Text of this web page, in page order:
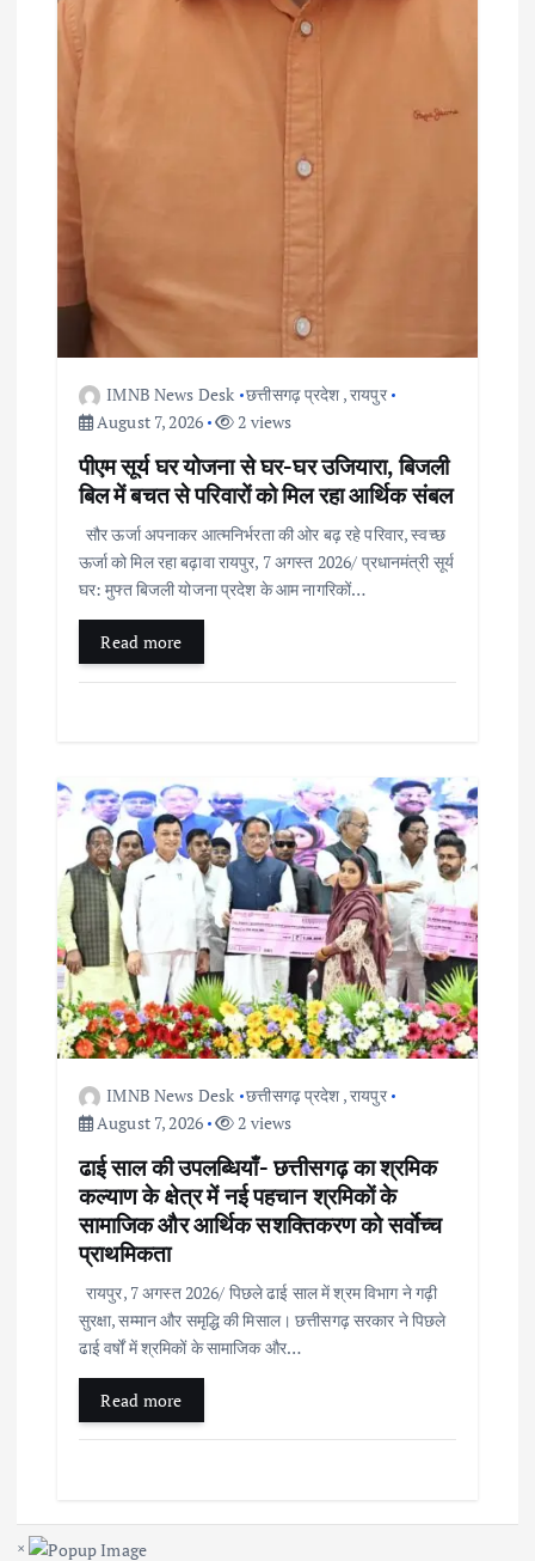
IMNB News Desk छत्तीसगढ़ प्रदेश ,रायपुर
August 7, 2026
2 views
पीएम सूर्य घर योजना से घर-घर उजियारा, बिजली
बिल में बचत से परिवारों को मिल रहा आर्थिक संबल
सौर ऊर्जा अपनाकर आत्मनिर्भरता की ओर बढ़ रहे परिवार, स्वच्छ
ऊर्जा को मिल रहा बढ़ावा रायपुर, 7 अगस्त 2026/ प्रधानमंत्री सूर्य
घर: मुफ्त बिजली योजना प्रदेश के आम नागरिकों…
Read more
IMNB News Desk छत्तीसगढ़ प्रदेश ,रायपुर
August 7, 2026
2 views
ढाई साल की उपलब्धियाँ- छत्तीसगढ़ का श्रमिक
कल्याण के क्षेत्र में नई पहचान श्रमिकों के
सामाजिक और आर्थिक सशक्तिकरण को सर्वाेच्च
प्राथमिकता
रायपुर, 7 अगस्त 2026/ पिछले ढाई साल में श्रम विभाग ने गढ़ी
सुरक्षा, सम्मान और समृद्धि की मिसाल। छत्तीसगढ़ सरकार ने पिछले
ढाई वर्षों में श्रमिकों के सामाजिक और…
Read more
×